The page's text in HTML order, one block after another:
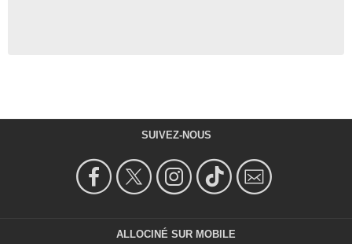
SUIVEZ-NOUS
ALLOCINÉ SUR MOBILE